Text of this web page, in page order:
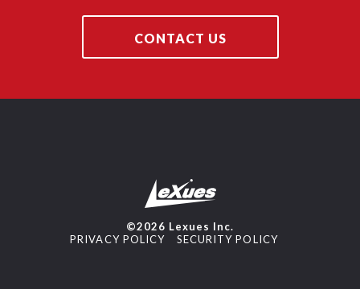
CONTACT US
©2026 Lexues Inc.
PRIVACY POLICY
SECURITY POLICY